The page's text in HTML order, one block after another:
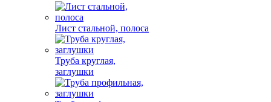
Лист стальной, полоса
Труба круглая,
заглушки